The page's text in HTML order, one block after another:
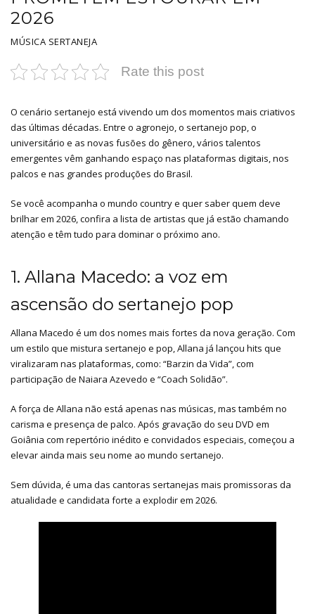
2026
MÚSICA SERTANEJA
Rate this post
O cenário sertanejo está vivendo um dos momentos mais criativos
das últimas décadas. Entre o agronejo, o sertanejo pop, o
universitário e as novas fusões do gênero, vários talentos
emergentes vêm ganhando espaço nas plataformas digitais, nos
palcos e nas grandes produções do Brasil.
Se você acompanha o mundo country e quer saber quem deve
brilhar em 2026, confira a lista de artistas que já estão chamando
atenção e têm tudo para dominar o próximo ano.
1. Allana Macedo: a voz em
ascensão do sertanejo pop
Allana Macedo é um dos nomes mais fortes da nova geração. Com
um estilo que mistura sertanejo e pop, Allana já lançou hits que
viralizaram nas plataformas, como: “Barzin da Vida”, com
participação de Naiara Azevedo e “Coach Solidão”.
A força de Allana não está apenas nas músicas, mas também no
carisma e presença de palco. Após gravação do seu DVD em
Goiânia com repertório inédito e convidados especiais, começou a
elevar ainda mais seu nome ao mundo sertanejo.
Sem dúvida, é uma das cantoras sertanejas mais promissoras da
atualidade e candidata forte a explodir em 2026.